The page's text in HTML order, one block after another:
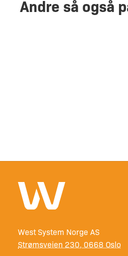
Andre så også
West System Norge AS
Strømsveien 230, 0668 Oslo